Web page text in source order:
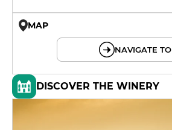
MAP
NAVIGATE TO
DISCOVER THE WINERY